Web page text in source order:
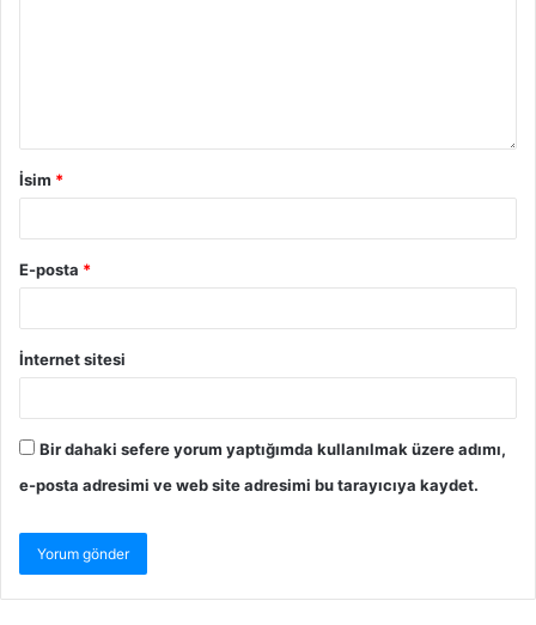
İsim *
E-posta *
İnternet sitesi
Bir dahaki sefere yorum yaptığımda kullanılmak üzere adımı,
e-posta adresimi ve web site adresimi bu tarayıcıya kaydet.